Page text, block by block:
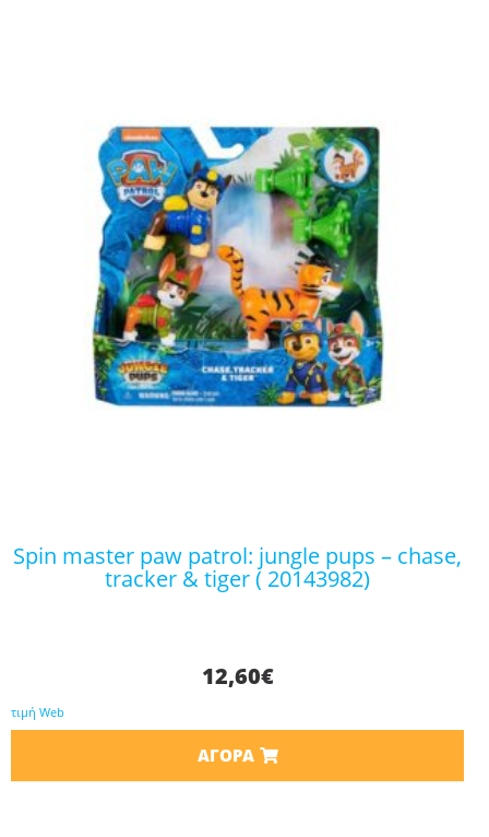
spin master paw patrol: jungle pups – chase,
tracker & tiger ( 20143982)
12,60€
τιμή Web
ΑΓΟΡΆ